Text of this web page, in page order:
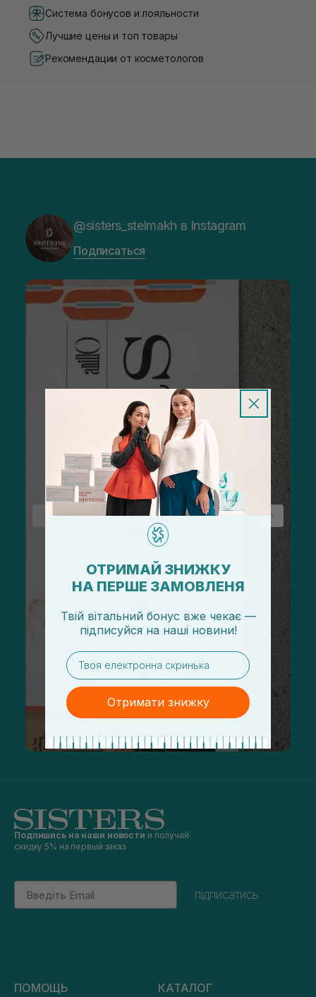
Система бонусов и лояльности
Лучшие цены и топ товары
Рекомендации от косметологов
@sisters_stelmakh в Instagram
Подписаться
Подпишись на наши новости и получай
скидку 5% на первый заказ
Email
підписатись
ПОМОЩЬ КАТАЛОГ
ОТРИМАЙ ЗНИЖКУ
НА ПЕРШЕ ЗАМОВЛЕНЯ
Твій вітальний бонус вже чекає —
підписуйся на наші новини!
email
Отримати знижку